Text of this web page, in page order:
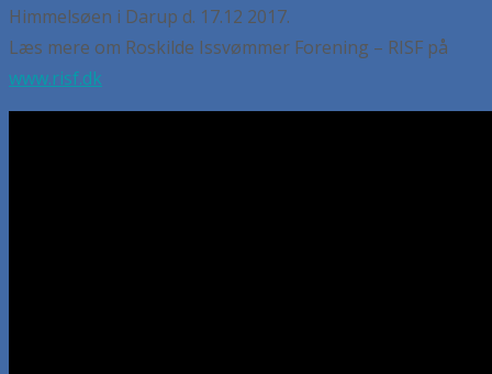
Himmelsøen i Darup d. 17.12 2017.
Læs mere om Roskilde Issvømmer Forening – RISF på
www.risf.dk